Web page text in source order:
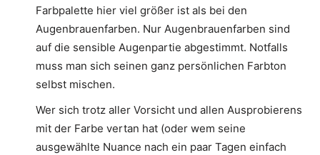
Farbpalette hier viel größer ist als bei den
Augenbrauenfarben. Nur Augenbrauenfarben sind
auf die sensible Augenpartie abgestimmt. Notfalls
muss man sich seinen ganz persönlichen Farbton
selbst mischen.
Wer sich trotz aller Vorsicht und allen Ausprobierens
mit der Farbe vertan hat (oder wem seine
ausgewählte Nuance nach ein paar Tagen einfach